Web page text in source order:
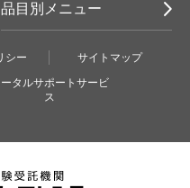
品目別メニュー
シー
サイトマップ
ータルサポートサービ
ス